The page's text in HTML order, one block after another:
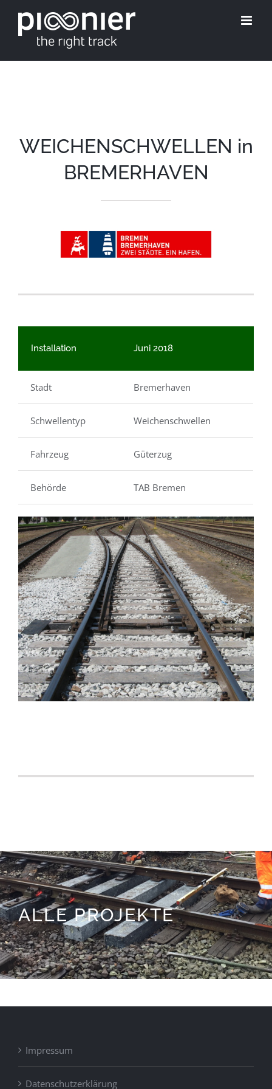
WEICHENSCHWELLEN in
BREMERHAVEN
Installation Juni 2018
Stadt Bremerhaven
Schwellentyp Weichenschwellen
Fahrzeug Güterzug
Behörde TAB Bremen
ALLE PROJEKTE
Impressum
Datenschutzerklärung